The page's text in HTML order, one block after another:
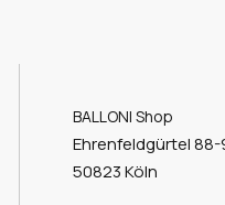
BALLONI Shop
Ehrenfeldgürtel 88-
50823 Köln